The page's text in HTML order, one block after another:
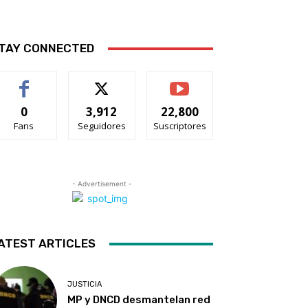
CONNECTED
0
Fans
3,912
Seguidores
22,800
Suscriptores
- Advertisement -
ARTICLES
JUSTICIA
MP y DNCD desmantelan red